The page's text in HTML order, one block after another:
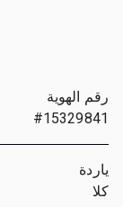
رقم الهوية
#15329841
ياردة
كلا